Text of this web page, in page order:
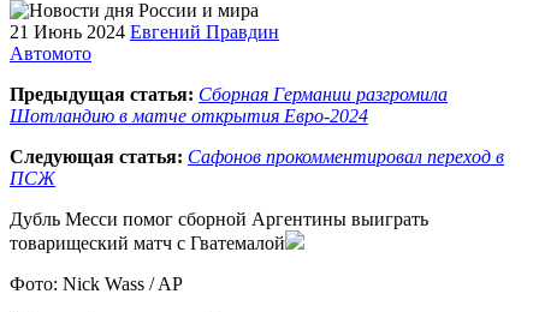
21 Июнь 2024 Евгений Правдин
Автомото
Предыдущая статья: Сборная Германии разгромила
Шотландию в матче открытия Евро-2024
Следующая статья: Сафонов прокомментировал переход в
ПСЖ
Дубль Месси помог сборной Аргентины выиграть
товарищеский матч с Гватемалой
Фото: Nick Wass / AP